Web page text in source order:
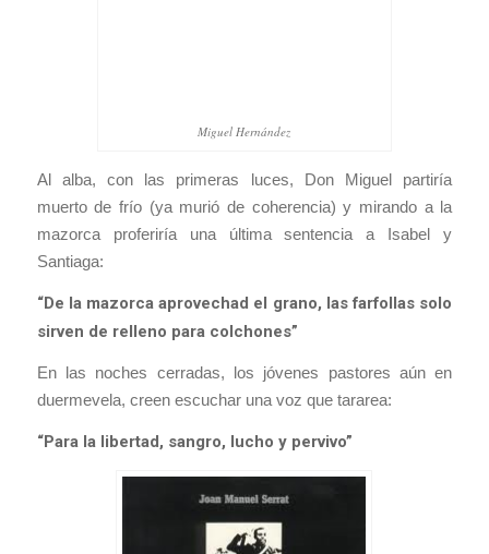
Miguel Hernández
Al alba, con las primeras luces, Don Miguel partiría
muerto de frío (ya murió de coherencia) y mirando a la
mazorca proferiría una última sentencia a Isabel y
Santiaga:
“De la mazorca aprovechad el grano, las farfollas solo
sirven de relleno para colchones”
En las noches cerradas, los jóvenes pastores aún en
duermevela, creen escuchar una voz que tararea:
“Para la libertad, sangro, lucho y pervivo”